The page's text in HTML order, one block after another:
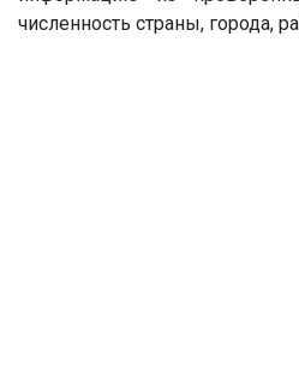
численность страны, города,